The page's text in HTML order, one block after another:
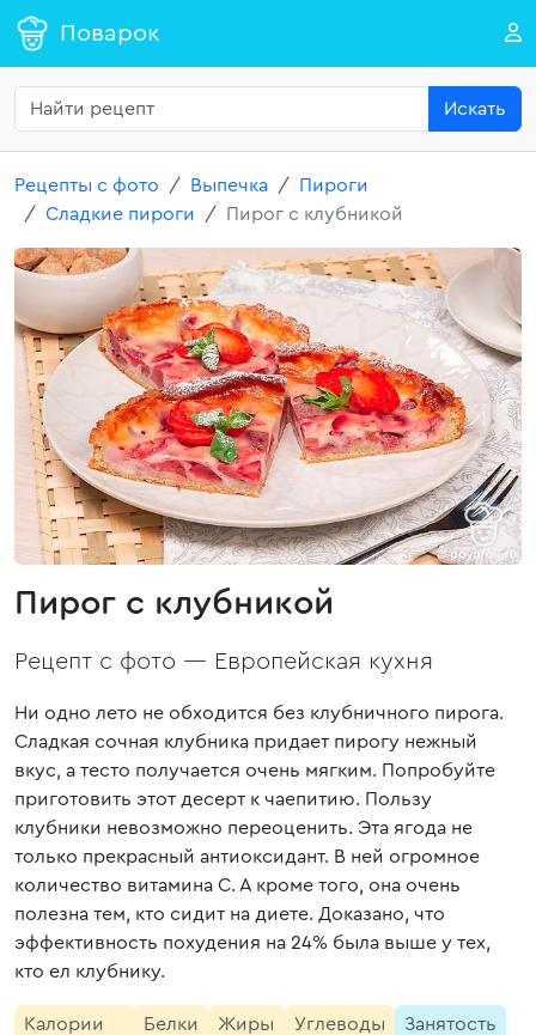
Поварок
Искать
Рецепты с фото Выпечка
Пироги
Сладкие пироги
Пирог с клубникой
Пирог с клубникой
Рецепт с фото — Европейская кухня
Ни одно лето не обходится без клубничного пирога.
Сладкая сочная клубника придает пирогу нежный
вкус, а тесто получается очень мягким. Попробуйте
приготовить этот десерт к чаепитию. Пользу
клубники невозможно переоценить. Эта ягода не
только прекрасный антиоксидант. В ней огромное
количество витамина С. А кроме того, она очень
полезна тем, кто сидит на диете. Доказано, что
эффективность похудения на 24% была выше у тех,
кто ел клубнику.
Калории
Белки
Жиры
Углеводы
Занятость